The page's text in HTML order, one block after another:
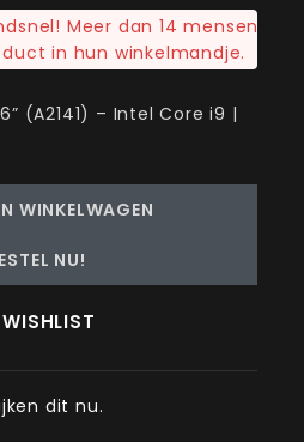
Meer dan 14 mensen
in hun winkelmandje.
(A2141) – Intel Core i9 |
WINKELWAGEN
NU!
WISHLIST
dit nu.